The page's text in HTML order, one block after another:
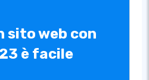
sito web con
è facile